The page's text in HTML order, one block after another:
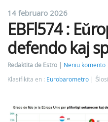
14 februaro 2026
EBFl574 :
defendo kaj
Redaktita de Estro
Neniu komento
Klasifikita en : Eurobarometro